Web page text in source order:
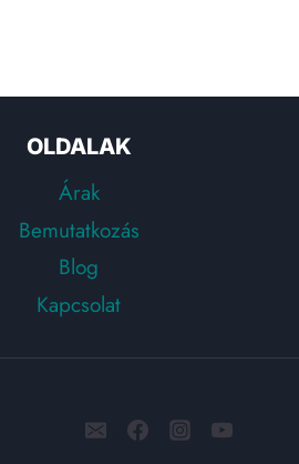
OLDALAK
Árak
Bemutatkozás
Blog
Kapcsolat